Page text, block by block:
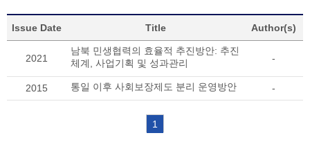
Issue Date Title Author(s)
2021
남북 민생협력의 효율적 추진방안: 추진
체계, 사업기획 및 성과관리
-
2015 통일 이후 사회보장제도 분리 운영방안 -
1